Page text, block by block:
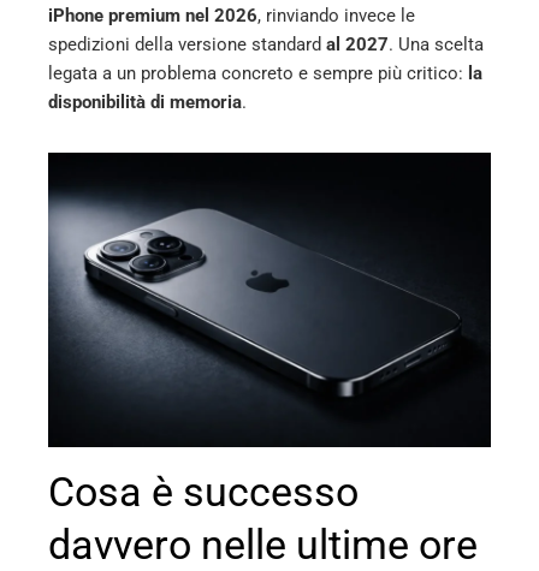
iPhone premium nel 2026, rinviando invece le
spedizioni della versione standard al 2027. Una scelta
legata a un problema concreto e sempre più critico: la
disponibilità di memoria.
Cosa è successo
davvero nelle ultime ore